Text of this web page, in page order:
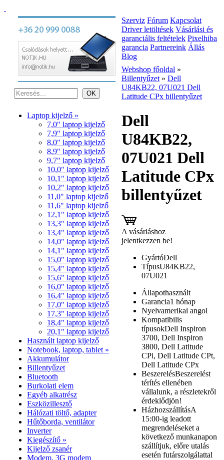
Laptop kijelző »
7,0" laptop kijelző
7,9" laptop kijelző
8,0" laptop kijelző
8,9" laptop kijelző
9,7" laptop kijelző
10,0" laptop kijelző
10,1" laptop kijelző
10,2" laptop kijelző
11,0" laptop kijelző
11,6" laptop kijelző
12,1" laptop kijelző
13,3" laptop kijelző
13,4" laptop kijelző
14,0" laptop kijelző
14,1" laptop kijelző
15,0" laptop kijelző
15,4" laptop kijelző
15,6" laptop kijelző
16,0" laptop kijelző
16,4" laptop kijelző
17,0" laptop kijelző
17,3" laptop kijelző
18,4" laptop kijelző
20,1" laptop kijelző
Használt laptop kijelző
Notebook, laptop, tablet »
Akkumulátor
Billentyűzet
Bluetooth
Burkolati elem
Egyéb alkatrész
Eszközillesztő
Hálózati töltő, adapter
Hűtőborda, ventilátor
Inverter
Kiegészítő »
Kijelző zsanér
Modem, 3G modem
Szerviz Fórum Kapcsolat
Driver letöltések Vásárlási és
garanciális feltételek Pixelhiba
garancia Partnereink Állás
Blog
Webshop főoldal »
Billentyűzet » Dell
U84KB22, 07U021 Dell
Latitude CPx billentyűzet
Dell
U84KB22,
07U021 Dell
Latitude CPx
billentyűzet
A vásárláshoz
jelentkezzen be!
GyártóDell
TípusU84KB22,
07U021
Állapothasznált
Garancia1 hónap
Nyelvamerikai angol
Kompatibilis
típusokDell Inspiron
3700, Dell Inspiron
3800, Dell Latitude
CPi, Dell Latitude CPt,
Dell Latitude CPx
BeszerelésBeszerelést
térítés ellenében
vállalunk, a részletekről
érdeklődjön!
HázhozszállításA
15:00-ig leadott
megrendeléseket a
következő munkanapon
szállítjuk, előre utalás
esetén futárszolgálattal